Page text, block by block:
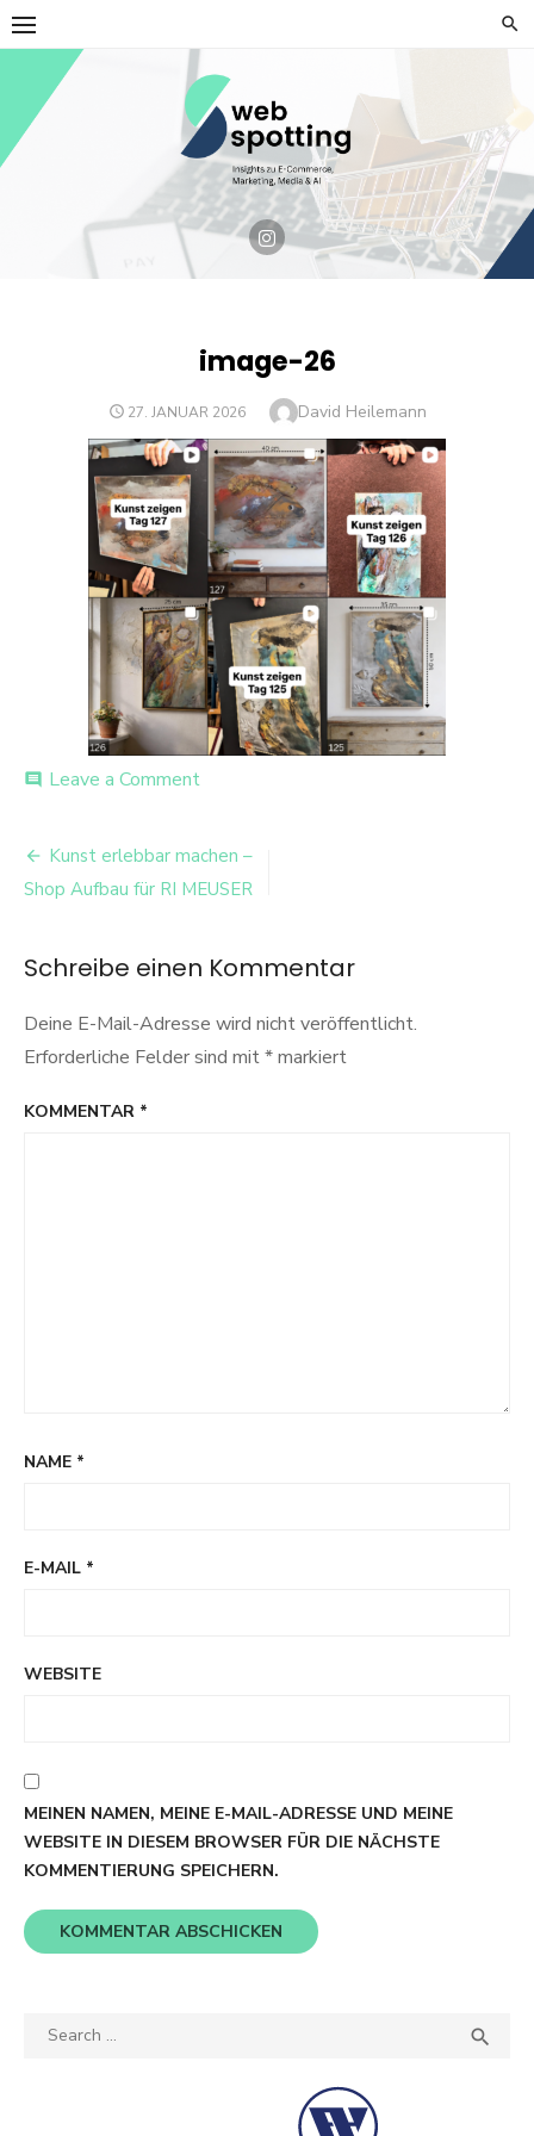
Skip
to
content
image-26
POSTED
27. JANUAR 2026 Author
David Heilemann
comment Leave a Commenton
Beitrags-
Navigation
Kunst erlebbar machen –
Shop Aufbau für RI MEUSER
Schreibe einen Kommentar
Deine E-Mail-Adresse wird nicht veröffentlicht.
Erforderliche Felder sind mit*markiert
KOMMENTAR *
NAME *
E-MAIL *
WEBSITE
MEINEN NAMEN, MEINE E-MAIL-ADRESSE UND MEINE
WEBSITE IN DIESEM BROWSER FÜR DIE NÄCHSTE
KOMMENTIERUNG SPEICHERN.
Search
